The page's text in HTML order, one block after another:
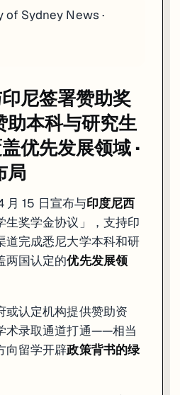
of Sydney News ·
尼签署赞助奖
助本科与研究生
优先发展领域 ·
局
月 15 日宣布与印度尼西
生奖学金协议」，支持印
道完成悉尼大学本科和研
两国认定的优先发展领
或认定机构提供赞助资
术录取通道打通——相当
向留学开辟政策背书的绿